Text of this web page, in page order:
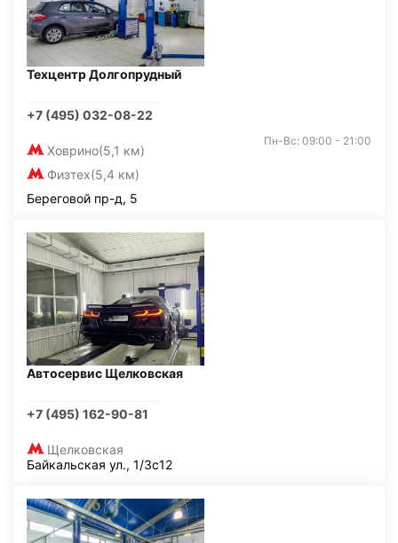
Техцентр Долгопрудный
+7 (495) 032-08-22
Ховрино(5,1 км)
Физтех(5,4 км)
Пн-Вс: 09:00 - 21:00
Береговой пр-д, 5
Автосервис Щелковская
+7 (495) 162-90-81
Щелковская
Байкальская ул., 1/3с12